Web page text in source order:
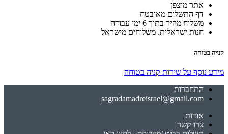
אתר מוצפן
דף התשלום מאובטח
משלוח מהיר בתוך 6 ימי עבודה
חנות ישראלית. משלוחים מישראל
קנייה בטוחה
מידע נוסף על שירות קניה בטוחה
התחברות
sagradamadreisrael@gmail.com
אודות
צרו קשר